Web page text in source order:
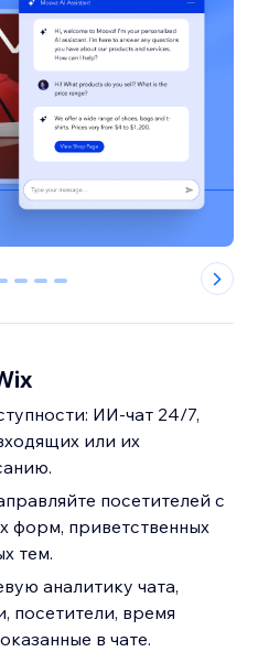
3 4 5
ИИ-чат 24/7,
или их
посетителей с
форм, приветственных
тем.
аналитику чата,
посетители, время
в чате.